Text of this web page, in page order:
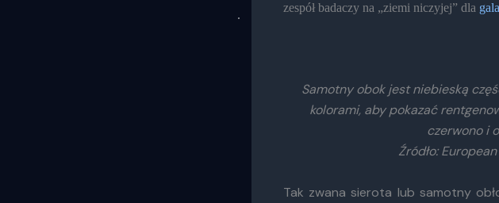
zespół badaczy na „ziemi niczyjej” dla
Samotny obok jest niebieską
kolorami, aby pokazać
czerwono i
Źródło:
Tak zwana sierota lub samotny